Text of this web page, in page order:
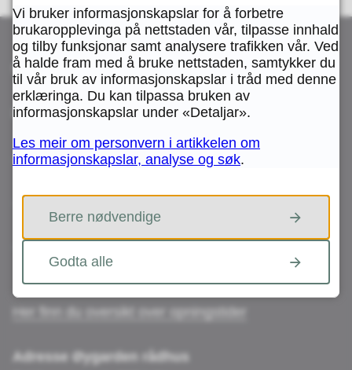
Besøk oss
Innbyggartorg og bibliotek:
- Sartor Storsenter,
- Sund Senter
Skogsleitet 16, 5382 Skogsvåg
- Rong Senter
Nygardsvegen 2, 5337 Rong
Her finn du oversikt over opningstider
Adresse Øygarden rådhus
Vi bruker informasjonskapslar for å forbetre
brukaropplevinga på nettstaden vår, tilpasse innhald
og tilby funksjonar samt analysere trafikken vår. Ved
å halde fram med å bruke nettstaden, samtykker du
til vår bruk av informasjonskapslar i tråd med denne
erklæringa. Du kan tilpassa bruken av
informasjonskapslar under «Detaljar».
Les meir om personvern i artikkelen om
informasjonskapslar, analyse og søk.
Berre nødvendige
Godta alle